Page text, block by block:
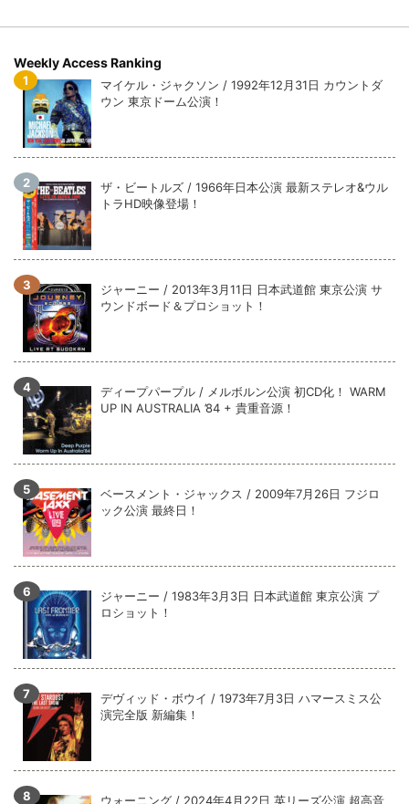
Weekly Access Ranking
マイケル・ジャクソン / 1992年12月31日 カウントダ
ウン 東京ドーム公演！
ザ・ビートルズ / 1966年日本公演 最新ステレオ&ウル
トラHD映像登場！
ジャーニー / 2013年3月11日 日本武道館 東京公演 サ
ウンドボード＆プロショット！
ディープパープル / メルボルン公演 初CD化！ WARM
UP IN AUSTRALIA ’84 + 貴重音源！
ベースメント・ジャックス / 2009年7月26日 フジロ
ック公演 最終日！
ジャーニー / 1983年3月3日 日本武道館 東京公演 プ
ロショット！
デヴィッド・ボウイ / 1973年7月3日 ハマースミス公
演完全版 新編集！
ウォーニング / 2024年4月22日 英リーズ公演 超高音